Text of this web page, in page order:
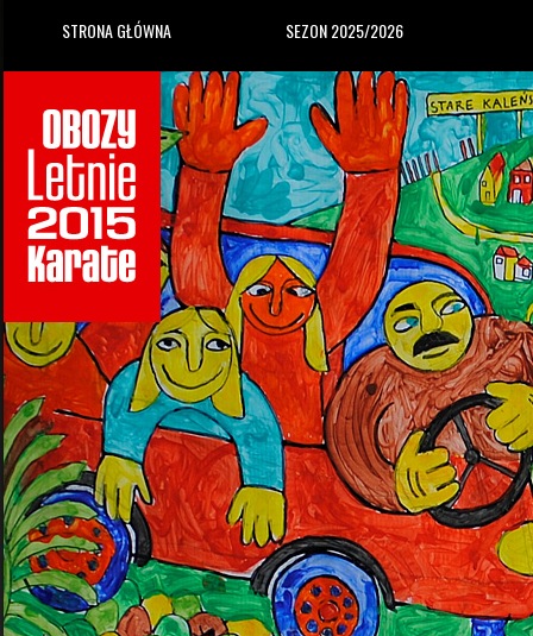
STRONA GŁÓWNA SEZON 2025/2026